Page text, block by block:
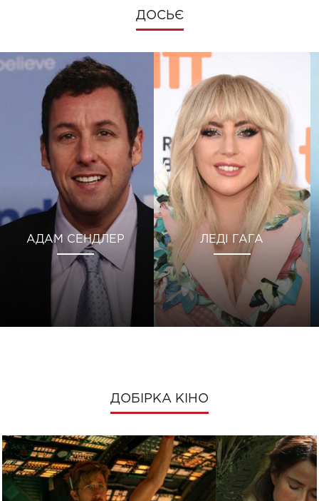
ДОСЬЄ
АДАМ СЕНДЛЕР ЛЕДІ ГАГА
ДОБІРКА КІНО